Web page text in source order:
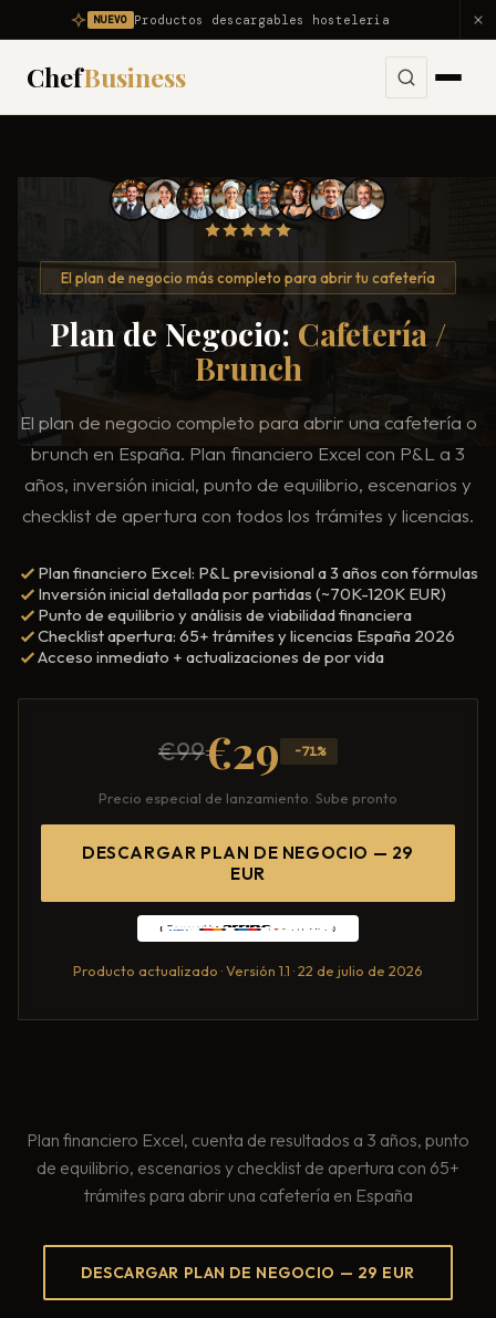
NUEVO Productos descargables hosteleria
ChefBusiness
Ver todos los servicios →
Dirección Gastronómica Outsourcing
Asesor Gastronómico
Consultor de Restaurantes
Consultoría Hostelería
Apertura de Restaurantes
Mentoría Gastronómica
Arquitectura Gastronómica
Inversores Internacionales
Problemas
Ver todos los problemas →
Mi restaurante pierde dinero
Reducir costes
Reducir mermas
Escandallos de restaurante
Ingeniería de menú
Carta rentable
Subir ticket medio
Atraer clientes
Falta de personal
Cuánto cuesta abrir
Permisos en Madrid
Mi restaurante va a cerrar
Diagnóstico
Productos
Resultados
Blog
Solicitar diagnóstico
El plan de negocio más completo para abrir tu cafetería
Plan de Negocio: Cafetería /
Brunch
El plan de negocio completo para abrir una cafetería o
brunch en España. Plan financiero Excel con P&L a 3
años, inversión inicial, punto de equilibrio, escenarios y
checklist de apertura con todos los trámites y licencias.
Plan financiero Excel: P&L previsional a 3 años con fórmulas
Inversión inicial detallada por partidas (~70K-120K EUR)
Punto de equilibrio y análisis de viabilidad financiera
Checklist apertura: 65+ trámites y licencias España 2026
Acceso inmediato + actualizaciones de por vida
€99€29 -71%
Precio especial de lanzamiento. Sube pronto
DESCARGAR PLAN DE NEGOCIO — 29
EUR
Producto actualizado · Versión 1.1 · 22 de julio de 2026
Plan financiero Excel, cuenta de resultados a 3 años, punto
de equilibrio, escenarios y checklist de apertura con 65+
trámites para abrir una cafetería en España
DESCARGAR PLAN DE NEGOCIO — 29 EUR